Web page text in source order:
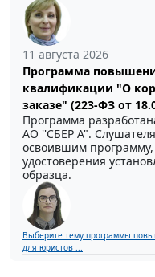
11 августа 2026
Программа
квалификации "О
заказе" (223-ФЗ от
Программа
АО ''СБЕР А".
освоившим
удостоверения
образца.
Выберите тему программы
для юристов ...